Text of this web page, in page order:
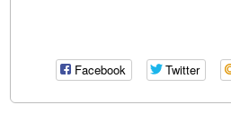
Facebook Twitter